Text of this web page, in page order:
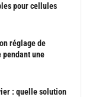
pour cellules
réglage de
pendant une
: quelle solution